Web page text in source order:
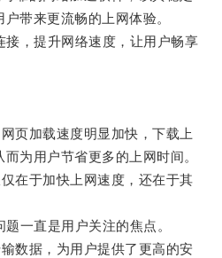
带来更流畅的上网体验。
，提升网络速度，让用户畅享
加载速度明显加快，下载上
为用户节省更多的上网时间。
于加快上网速度，还在于其
一直是用户关注的焦点。
据，为用户提供了更高的安